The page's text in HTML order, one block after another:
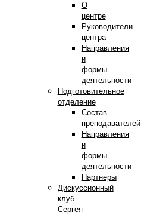
О
центре
Руководители
центра
Направления
и
формы
деятельности
Подготовительное
отделение
Состав
преподавателей
Направления
и
формы
деятельности
Партнеры
Дискуссионный
клуб
Сергея